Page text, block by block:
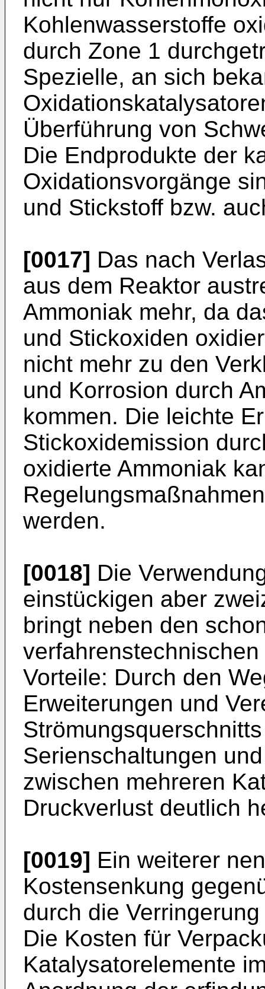
Kohlenwasserstoffe
durch Zone 1
Spezielle, an sich
Überführung von
Die Endprodukte der
Oxidationsvorgänge
und Stickstoff bzw.
[0017] Das nach
aus dem Reaktor
Ammoniak mehr, da
und Stickoxiden
nicht mehr zu den
und Korrosion durch
kommen. Die leichte
Stickoxidemission
oxidierte Ammoniak
werden.
[0018] Die
einstückigen aber
bringt neben den
Vorteile: Durch den
Erweiterungen und
Serienschaltungen
zwischen mehreren
Druckverlust deutlich
[0019] Ein weiterer
Kostensenkung
durch die
Die Kosten für
Katalysatorelemente